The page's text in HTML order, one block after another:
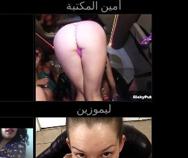
أمين المكتبة
ليموزين